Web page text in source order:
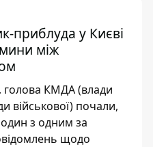
приблуда у Києві
між
голова КМДА (влади
військової) почали,
з одним за
щодо